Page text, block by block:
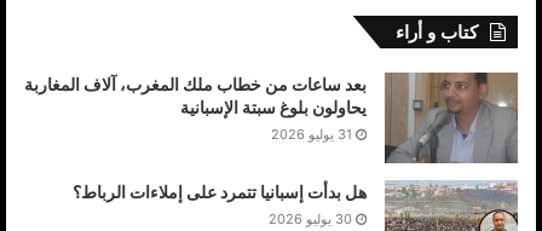
كتاب و أراء
بعد ساعات من خطاب ملك المغرب، آلاف المغاربة
يحاولون بلوغ سبتة الإسبانية
31 يوليو 2026
هل بدأت إسبانيا تتمرد على إملاءات الرباط؟
30 يوليو 2026